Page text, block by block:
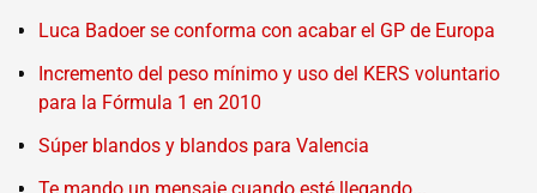
Luca Badoer se conforma con acabar el GP de Europa
Incremento del peso mínimo y uso del KERS voluntario
para la Fórmula 1 en 2010
Súper blandos y blandos para Valencia
Te mando un mensaje cuando esté llegando...